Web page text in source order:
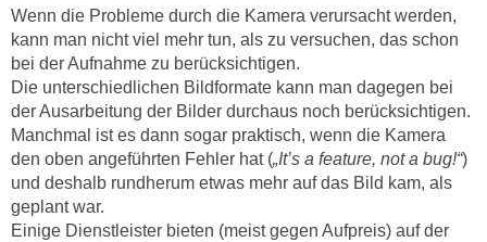
Wenn die Probleme durch die Kamera verursacht werden,
kann man nicht viel mehr tun, als zu versuchen, das schon
bei der Aufnahme zu berücksichtigen.
Die unterschiedlichen Bildformate kann man dagegen bei
der Ausarbeitung der Bilder durchaus noch berücksichtigen.
Manchmal ist es dann sogar praktisch, wenn die Kamera
den oben angeführten Fehler hat („It’s a feature, not a bug!“)
und deshalb rundherum etwas mehr auf das Bild kam, als
geplant war.
Einige Dienstleister bieten (meist gegen Aufpreis) auf der